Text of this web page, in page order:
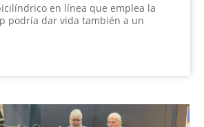
en línea que emplea la
podría dar vida también a un